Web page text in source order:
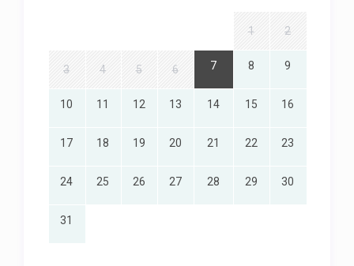
1 2
3 4 5 6 7 8 9
10 11 12 13 14 15 16
17 18 19 20 21 22 23
24 25 26 27 28 29 30
31